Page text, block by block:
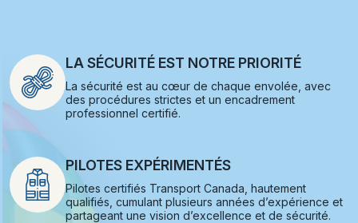
LA SÉCURITÉ EST NOTRE PRIORITÉ
La sécurité est au cœur de chaque envolée, avec
des procédures strictes et un encadrement
professionnel certifié.
PILOTES EXPÉRIMENTÉS
Pilotes certifiés Transport Canada, hautement
qualifiés, cumulant plusieurs années d’expérience et
partageant une vision d’excellence et de sécurité.